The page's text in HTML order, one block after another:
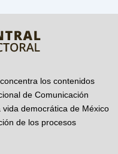
los contenidos
de Comunicación
democrática de México
de los procesos